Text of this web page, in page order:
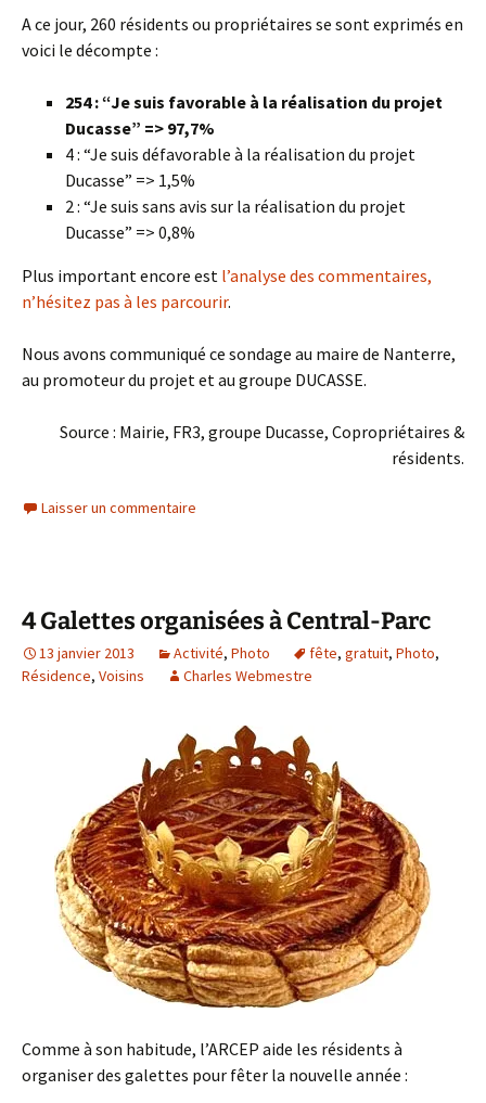
A ce jour, 260 résidents ou propriétaires se sont exprimés en
voici le décompte :
254 : “Je suis favorable à la réalisation du projet
Ducasse” => 97,7%
4 : “Je suis défavorable à la réalisation du projet
Ducasse” => 1,5%
2 : “Je suis sans avis sur la réalisation du projet
Ducasse” => 0,8%
Plus important encore est l’analyse des commentaires,
n’hésitez pas à les parcourir.
Nous avons communiqué ce sondage au maire de Nanterre,
au promoteur du projet et au groupe DUCASSE.
Source : Mairie, FR3, groupe Ducasse, Copropriétaires &
résidents.
Laisser un commentaire
4 Galettes organisées à Central-Parc
13 janvier 2013 Activité, Photo fête, gratuit, Photo,
Résidence, Voisins Charles Webmestre
Comme à son habitude, l’ARCEP aide les résidents à
organiser des galettes pour fêter la nouvelle année :